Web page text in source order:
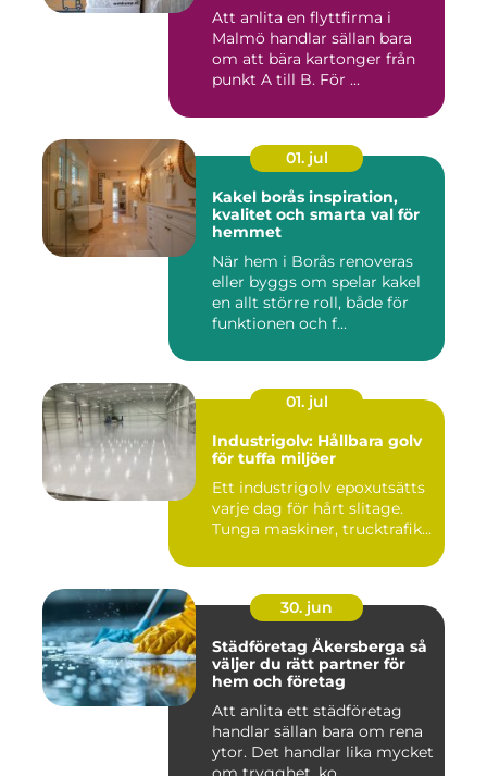
Att anlita en flyttfirma i
Malmö handlar sällan bara
om att bära kartonger från
punkt A till B. För ...
01. jul
Kakel borås inspiration,
kvalitet och smarta val för
hemmet
När hem i Borås renoveras
eller byggs om spelar kakel
en allt större roll, både för
funktionen och f...
01. jul
Industrigolv: Hållbara golv
för tuffa miljöer
Ett industrigolv epoxutsätts
varje dag för hårt slitage.
Tunga maskiner, trucktrafik...
30. jun
Städföretag Åkersberga så
väljer du rätt partner för
hem och företag
Att anlita ett städföretag
handlar sällan bara om rena
ytor. Det handlar lika mycket